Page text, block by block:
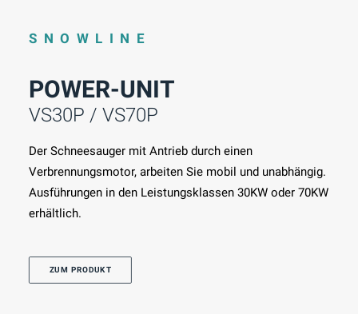
SNOWLINE
POWER-UNIT
VS30P / VS70P
Der Schneesauger mit Antrieb durch einen
Verbrennungsmotor, arbeiten Sie mobil und unabhängig.
Ausführungen in den Leistungsklassen 30KW oder 70KW
erhältlich.
ZUM PRODUKT